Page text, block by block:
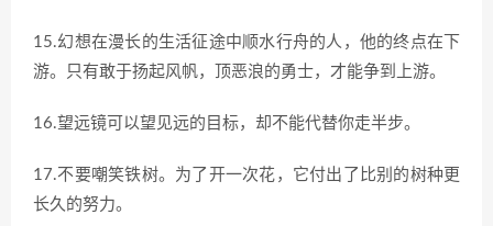
15.幻想在漫长的生活征途中顺水行舟的人，他的终点在下
游。只有敢于扬起风帆，顶恶浪的勇士，才能争到上游。
16.望远镜可以望见远的目标，却不能代替你走半步。
17.不要嘲笑铁树。为了开一次花，它付出了比别的树种更
长久的努力。